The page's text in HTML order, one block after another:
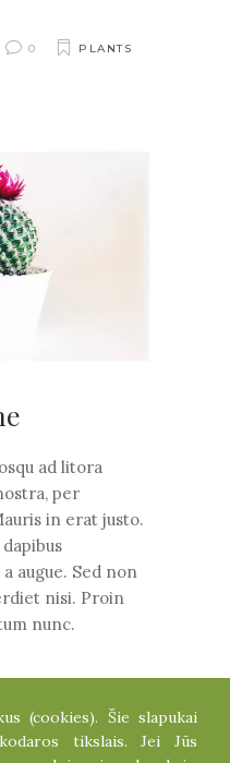
0 PLANTS
ad litora
per
in erat justo.
augue. Sed non
nisi. Proin
nunc.
(cookies). Šie slapukai
tikslais. Jei Jūs